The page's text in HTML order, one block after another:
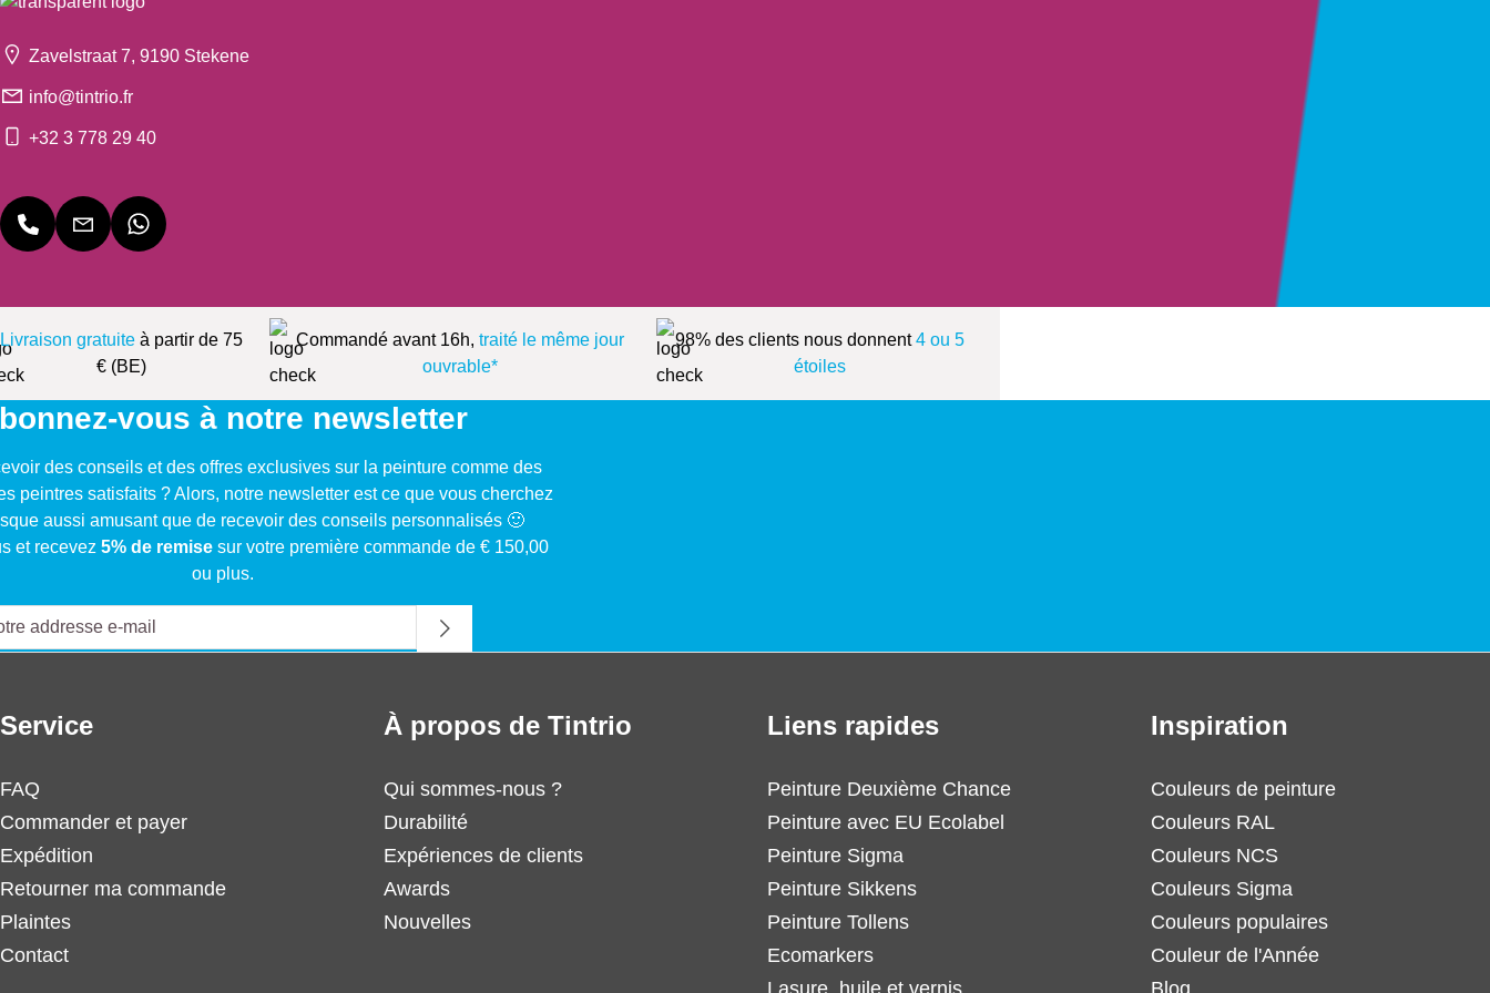
Zavelstraat 7, 9190 Stekene
info@tintrio.fr
+32 3 778 29 40
Livraison gratuiteà partir de 75
€ (BE)
Commandé avant 16h, traité le même jour
ouvrable*
98% des clients nous donnent4 ou 5
étoiles
vous à notre newsletter
des conseils et des offres exclusives sur la peinture comme des
peintres satisfaits ? Alors, notre newsletter est ce que vous cherchez
aussi amusant que de recevoir des conseils personnalisés 🙂
et recevez 5% de remisesur votre première commande de € 150,00
ou plus.
Service
FAQ
Commander et payer
Expédition
Retourner ma commande
Plaintes
Contact
À propos de Tintrio
Qui sommes-nous ?
Durabilité
Expériences de clients
Awards
Nouvelles
Liens rapides
Peinture Deuxième Chance
Peinture avec EU Ecolabel
Peinture Sigma
Peinture Sikkens
Peinture Tollens
Ecomarkers
Lasure, huile et vernis
Inspiration
Couleurs de peinture
Couleurs RAL
Couleurs NCS
Couleurs Sigma
Couleurs populaires
Couleur de l'Année
Blog